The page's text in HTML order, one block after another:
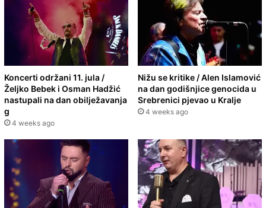
Koncerti održani 11. jula /
Željko Bebek i Osman Hadžić
nastupali na dan obilježavanja
g
4 weeks ago
Nižu se kritike / Alen Islamović
na dan godišnjice genocida u
Srebrenici pjevao u Kralje
4 weeks ago